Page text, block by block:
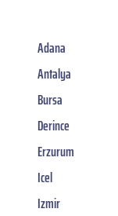
Adana
Antalya
Bursa
Derince
Erzurum
Icel
Izmir